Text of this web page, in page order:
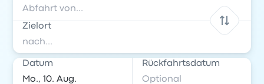
Zielort
Datum Rückfahrtsdatum